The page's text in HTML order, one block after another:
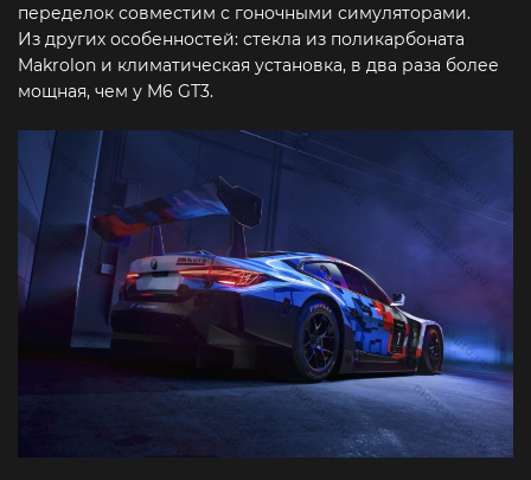
переделок совместим с гоночными симуляторами.
Из других особенностей: стекла из поликарбоната
Makrolon и климатическая установка, в два раза более
мощная, чем у M6 GT3.